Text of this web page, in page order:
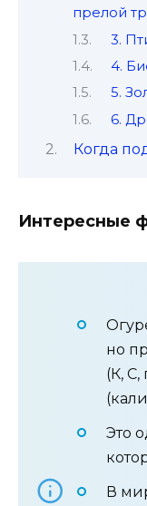
прелой
3.
4.
5.
6.
Когда
Интересные
но
(К,
Это
В